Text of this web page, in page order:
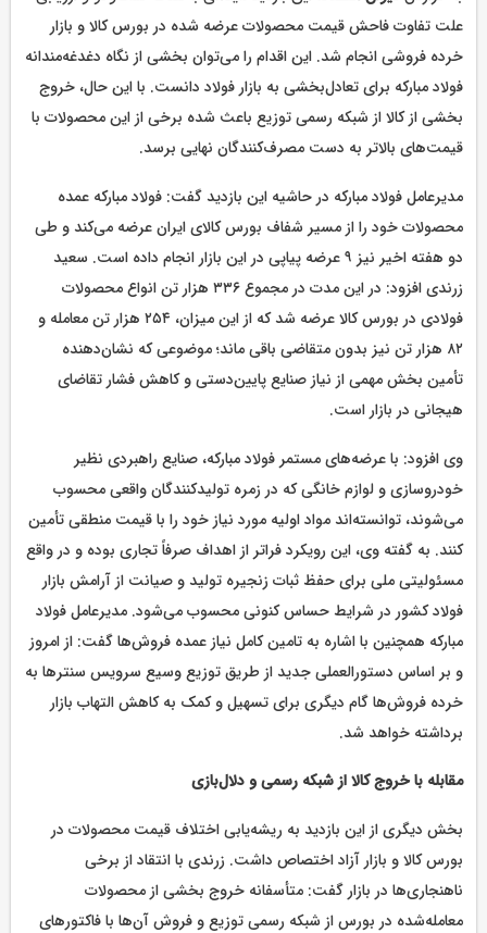
علت تفاوت فاحش قیمت محصولات عرضه شده در بورس کالا و بازار
خرده فروشی انجام شد. این اقدام را می‌توان بخشی از نگاه دغدغه‌مندانه
فولاد مبارکه برای تعادل‌بخشی به بازار فولاد دانست. با این حال، خروج
بخشی از کالا از شبکه رسمی توزیع باعث شده برخی از این محصولات با
قیمت‌های بالاتر به دست مصرف‌کنندگان نهایی برسد.
مدیرعامل فولاد مبارکه در حاشیه این بازدید گفت: فولاد مبارکه عمده
محصولات خود را از مسیر شفاف بورس کالای ایران عرضه می‌کند و طی
دو هفته اخیر نیز ۹ عرضه پیاپی در این بازار انجام داده است. سعید
زرندی افزود: در این مدت در مجموع ۳۳۶ هزار تن انواع محصولات
فولادی در بورس کالا عرضه شد که از این میزان، ۲۵۴ هزار تن معامله و
۸۲ هزار تن نیز بدون متقاضی باقی ماند؛ موضوعی که نشان‌دهنده
تأمین بخش مهمی از نیاز صنایع پایین‌دستی و کاهش فشار تقاضای
هیجانی در بازار است.
وی افزود: با عرضه‌های مستمر فولاد مبارکه، صنایع راهبردی نظیر
خودروسازی و لوازم خانگی که در زمره تولیدکنندگان واقعی محسوب
می‌شوند، توانسته‌اند مواد اولیه مورد نیاز خود را با قیمت منطقی تأمین
کنند. به گفته وی، این رویکرد فراتر از اهداف صرفاً تجاری بوده و در واقع
مسئولیتی ملی برای حفظ ثبات زنجیره تولید و صیانت از آرامش بازار
فولاد کشور در شرایط حساس کنونی محسوب می‌شود. مدیرعامل فولاد
مبارکه همچنین با اشاره به تامین کامل نیاز عمده فروش‌ها گفت: از امروز
و بر اساس دستورالعملی جدید از طریق توزیع وسیع سرویس سنترها به
خرده فروش‌ها گام دیگری برای تسهیل و کمک به کاهش التهاب بازار
برداشته خواهد شد.
مقابله با خروج کالا از شبکه رسمی و دلال‌بازی
بخش دیگری از این بازدید به ریشه‌یابی اختلاف قیمت محصولات در
بورس کالا و بازار آزاد اختصاص داشت. زرندی با انتقاد از برخی
ناهنجاری‌ها در بازار گفت: متأسفانه خروج بخشی از محصولات
معامله‌شده در بورس از شبکه رسمی توزیع و فروش آن‌ها با فاکتورهای